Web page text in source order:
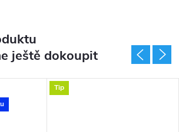
ještě dokoupit
Tip